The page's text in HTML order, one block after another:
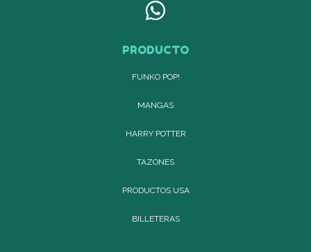
PRODUCTO
FUNKO POP!
MANGAS
HARRY POTTER
TAZONES
PRODUCTOS USA
BILLETERAS